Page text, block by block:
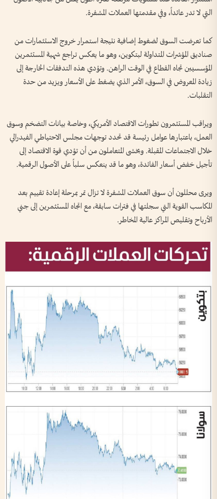
التي لا تدر عائداً، وفي مقدمتها العملات المشفرة.
كما تعرضت السوق لضغوط إضافية نتيجة استمرار خروج الاستثمارات من
صناديق المؤشرات المتداولة لبتكوين، وهو ما يعكس تراجع شهية المستثمرين
المؤسسيين تجاه القطاع في الوقت الراهن. وتؤدي هذه التدفقات الخارجة إلى
زيادة المعروض في السوق، الأمر الذي يضغط على الأسعار ويزيد من حدة
التقلبات.
ويراقب المستثمرون تطورات الاقتصاد الأمريكي، وخاصة بيانات التضخم وسوق
العمل، باعتبارها عوامل رئيسة قد تحدد توجهات مجلس الاحتياطي الفيدرالي
خلال الاجتماعات المقبلة. ويخشى المتعاملون من أن تؤدي قوة الاقتصاد إلى
تأجيل خفض أسعار الفائدة، وهو ما قد ينعكس سلباً على الأصول الرقمية.
ويرى محللون أن سوق العملات المشفرة لا تزال تمر بمرحلة إعادة تقييم بعد
المكاسب القوية التي سجلتها في فترات سابقة، مع اتجاه المستثمرين إلى جني
الأرباح وتقليص المراكز عالية المخاطر.